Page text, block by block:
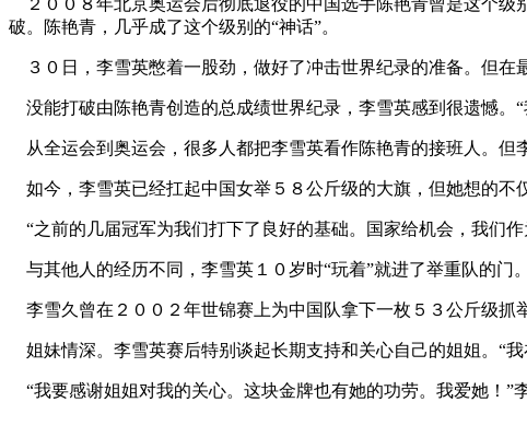
破。陈艳青，几乎成了这个级别的“神话”。
３０日，李雪英憋着一股劲，做好了冲击世界纪录的准备。但在
没能打破由陈艳青创造的总成绩世界纪录，李雪英感到很遗憾。
从全运会到奥运会，很多人都把李雪英看作陈艳青的接班人。但
如今，李雪英已经扛起中国女举５８公斤级的大旗，但她想的不
“之前的几届冠军为我们打下了良好的基础。国家给机会，我们
与其他人的经历不同，李雪英１０岁时“玩着”就进了举重队的门
李雪久曾在２００２年世锦赛上为中国队拿下一枚５３公斤级抓
姐妹情深。李雪英赛后特别谈起长期支持和关心自己的姐姐。“
“我要感谢姐姐对我的关心。这块金牌也有她的功劳。我爱她！”